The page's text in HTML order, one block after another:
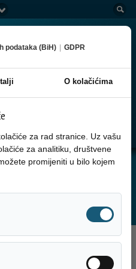
ZA
podataka (BiH) GDPR
O kolačićima
za rad stranice. Uz vašu
za analitiku, društvene
promijeniti u bilo kojem
Tehnički
Analitika /